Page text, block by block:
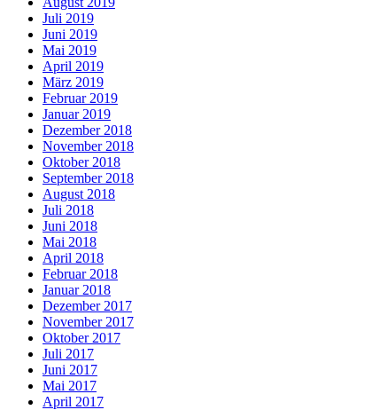
Juli 2019
Juni 2019
Mai 2019
April 2019
März 2019
Februar 2019
Januar 2019
Dezember 2018
November 2018
Oktober 2018
September 2018
August 2018
Juli 2018
Juni 2018
Mai 2018
April 2018
Februar 2018
Januar 2018
Dezember 2017
November 2017
Oktober 2017
Juli 2017
Juni 2017
Mai 2017
April 2017